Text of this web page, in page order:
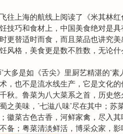
往上海的航线上阅读了《米其林
技巧和食材上，中国美食绝对是
更替适时而食，而且菜品也讲究
风格，美食更是数不胜数，无论什
大多是如《舌尖》里厨艺精湛的“
，也不是流水线生产，它是文化
秋。鲁菜为八大菜系之首，历史
之美味，“七滋八味”尽在其中；苏
徽菜古色古香，河鲜家禽，尽入
备；粤菜清淡鲜活，博采众家，影